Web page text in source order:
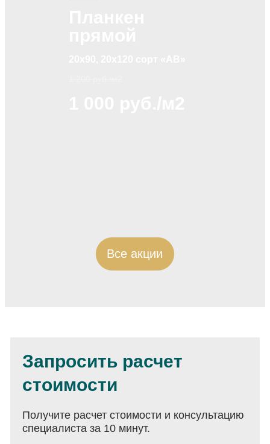
Все акции
Запросить расчет
стоимости
Получите расчет стоимости и консультацию
специалиста за 10 минут.